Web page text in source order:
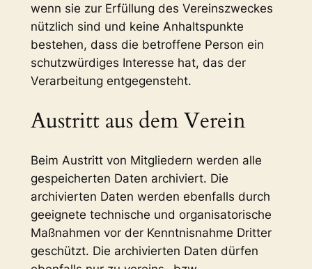
wenn sie zur Erfüllung des Vereinszweckes
nützlich sind und keine Anhaltspunkte
bestehen, dass die betroffene Person ein
schutzwürdiges Interesse hat, das der
Verarbeitung entgegensteht.
Austritt aus dem Verein
Beim Austritt von Mitgliedern werden alle
gespeicherten Daten archiviert. Die
archivierten Daten werden ebenfalls durch
geeignete technische und organisatorische
Maßnahmen vor der Kenntnisnahme Dritter
geschützt. Die archivierten Daten dürfen